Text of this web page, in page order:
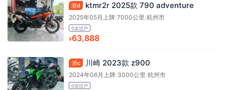
浙d ktmr2r 2025款 790 adventure
2025年05月上牌/7000公里/杭州市
0次过户
¥63,888
浙c 川崎 2023款 z900
2024年06月上牌/3000公里/杭州市
0次过户